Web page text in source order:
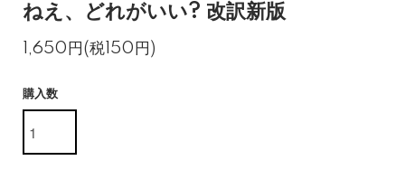
ねえ、どれがいい? 改訳新版
1,650円(税150円)
購入数